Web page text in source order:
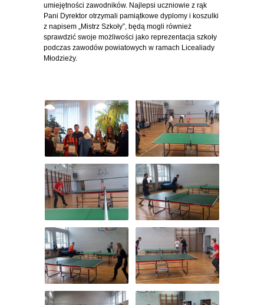
umiejętności zawodników. Najlepsi uczniowie z rąk
Pani Dyrektor otrzymali pamiątkowe dyplomy i koszulki
z napisem „Mistrz Szkoły”, będą mogli również
sprawdzić swoje możliwości jako reprezentacja szkoły
podczas zawodów powiatowych w ramach Licealiady
Młodzieży.